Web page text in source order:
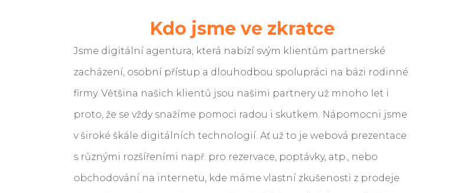
Kdo jsme ve zkratce
Jsme digitální agentura, která nabízí svým klientům partnerské
zacházení, osobní přístup a dlouhodbou spolupráci na bázi rodinné
firmy. Většina našich klientů jsou našimi partnery už mnoho let i
proto, že se vždy snažíme pomoci radou i skutkem. Nápomocni jsme
v široké škále digitálních technologií. Ať už to je webová prezentace
s různými rozšířeními např. pro rezervace, poptávky, atp., nebo
obchodování na internetu, kde máme vlastní zkušenosti z prodeje